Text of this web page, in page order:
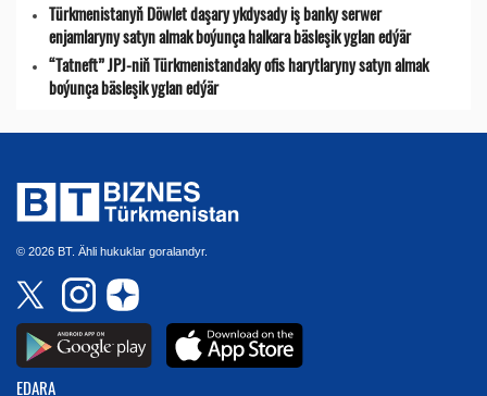
Türkmenistanyň Döwlet daşary ykdysady iş banky serwer
enjamlaryny satyn almak boýunça halkara bäsleşik yglan edýär
“Tatneft” JPJ-niň Türkmenistandaky ofis harytlaryny satyn almak
boýunça bäsleşik yglan edýär
© 2026 BT. Ähli hukuklar goralandyr.
EDARA